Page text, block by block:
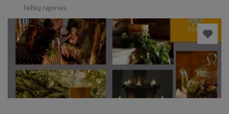
Telšių rajonas